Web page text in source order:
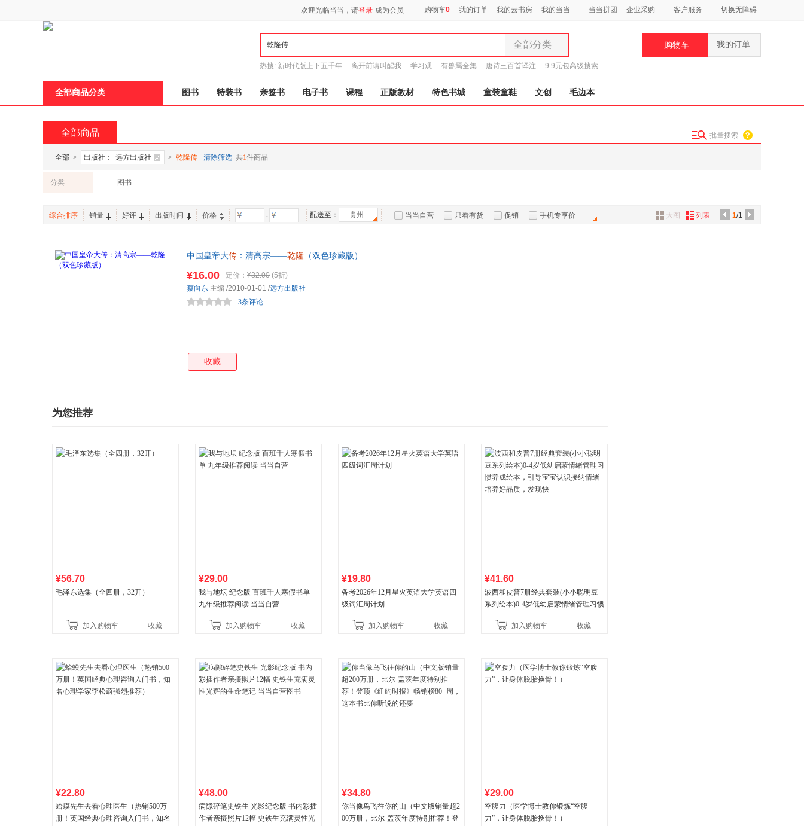
欢迎光临当当，请登录 成为会员 购物车0 我的订单 我的云书房 我的当当 当当拼团 企业采购 客户服务 切换无障碍
全部分类
全部分类
图书
电子书
家居日用
热搜: 新时代版上下五千年 离开前请叫醒我 学习观 有兽焉全集 唐诗三百首译注
9.9元包高级搜索
购物车 我的订单
全部商品分类 图书 特装书 亲签书 电子书 课程 正版教材 特色书城 童装童鞋 文创 毛边本
全部商品 批量搜索
全部 > 出版社： 远方出版社 > 乾隆传 清除筛选 共1件商品
分类 图书
综合排序 销量 好评 出版时间 价格 - 配送至： 贵州 当当自营 只看有货 促销 手机专享价 1/1
大图 列表
中国皇帝大传 ：清高宗——乾隆 （双色珍藏版）
¥16.00 定价： ¥32.00 (5折)
3条评论
蔡向东 主编 /2010-01-01 /远方出版社
收藏
为您推荐
¥56.70
毛泽东选集（全四册，32开）
加入购物车 收藏
¥29.00
我与地坛 纪念版 百班千人寒假书单
九年级推荐阅读 当当自营
加入购物车 收藏
¥19.80
备考2026年12月星火英语大学英语四
级词汇周计划
加入购物车 收藏
¥41.60
波西和皮普7册经典套装(小小聪明豆
系列绘本)0-4岁低幼启蒙情绪管理习惯
养好品质，发现快
加入购物车 收藏
¥22.80
蛤蟆先生去看心理医生（热销500万
册！英国经典心理咨询入门书，知名
¥48.00
病隙碎笔史铁生 光影纪念版 书内彩插
作者亲摄照片12幅 史铁生充满灵性光
¥34.80
你当像鸟飞往你的山（中文版销量超2
00万册，比尔·盖茨年度特别推荐！登
¥29.00
空腹力（医学博士教你锻炼“空腹
力”，让身体脱胎换骨！）
页